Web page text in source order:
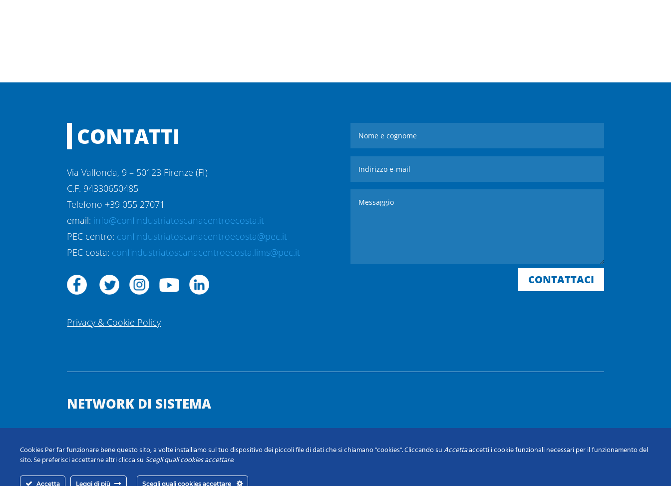
CONTATTI
Via Valfonda, 9 – 50123 Firenze (FI)
C.F. 94330650485
Telefono +39 055 27071
email: info@confindustriatoscanacentroecosta.it
PEC centro: confindustriatoscanacentroecosta@pec.it
PEC costa: confindustriatoscanacentroecosta.lims@pec.it
Privacy & Cookie Policy
CONTATTACI
NETWORK DI SISTEMA
Cookies Per far funzionare bene questo sito, a volte installiamo sul tuo dispositivo dei piccoli file di dati che si chiamano "cookies". Cliccando suAccettaaccetti i cookie funzionali necessari per il funzionamento del
sito. Se preferisci accettarne altri clicca su Scegli quali cookies accettare.
Accetta Leggi di più Scegli quali cookies accettare